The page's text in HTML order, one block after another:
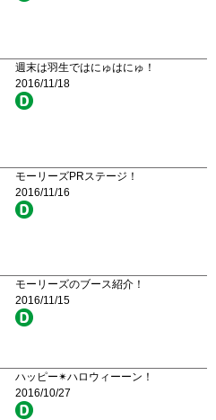
週末は羽生ではにゅはにゅ！
2016/11/18
モーリーズPRステージ！
2016/11/16
モーリーズのブース紹介！
2016/11/15
ハッピー✴︎ハロウィーーン！
2016/10/27